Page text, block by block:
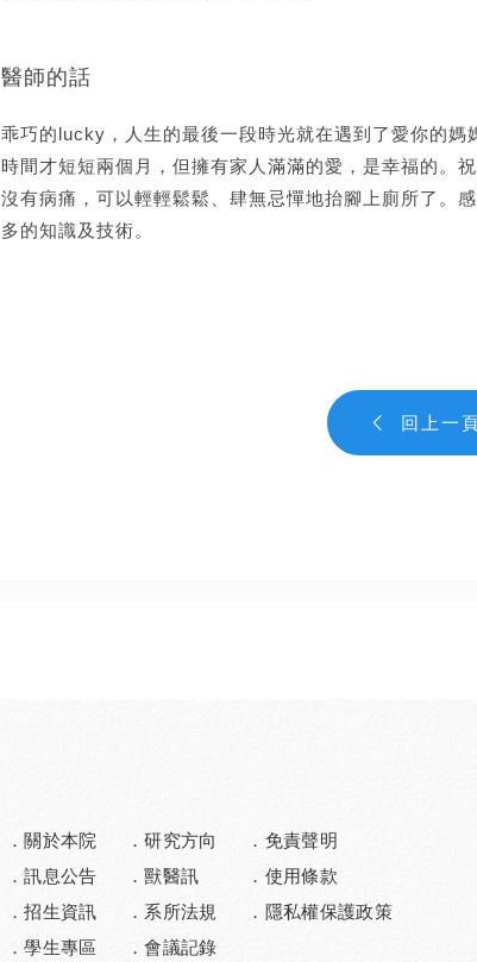
醫師的話
乖巧的lucky，人生的最後一段時光就在遇到了愛你的
時間才短短兩個月，但擁有家人滿滿的愛，是幸福的。
沒有病痛，可以輕輕鬆鬆、肆無忌憚地抬腳上廁所了。
多的知識及技術。
回上一
關於本院
訊息公告
招生資訊
學生專區
研究方向
獸醫訊
系所法規
會議記錄
免責聲明
使用條款
隱私權保護政策